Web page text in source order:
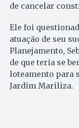
de cancelar
Ele foi
atuação de seu
Planejamento,
de que teria se
loteamento para
Jardim Mariliza.